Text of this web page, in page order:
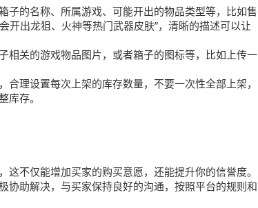
子的名称、所属游戏、可能开出的物品类型等，比如售
开出龙狙、火神等热门武器皮肤”，清晰的描述可以让
相关的游戏物品图片，或者箱子的图标等，比如上传一
理设置每次上架的库存数量，不要一次性全部上架，
存。
不仅能增加买家的购买意愿，还能提升你的信誉度。
协助解决，与买家保持良好的沟通，按照平台的规则和